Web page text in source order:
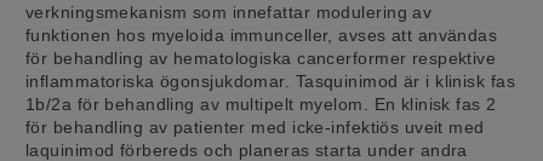
verkningsmekanism som innefattar modulering av
funktionen hos myeloida immunceller, avses att användas
för behandling av hematologiska cancerformer respektive
inflammatoriska ögonsjukdomar. Tasquinimod är i klinisk fas
1b/2a för behandling av multipelt myelom. En klinisk fas 2
för behandling av patienter med icke-infektiös uveit med
laquinimod förbereds och planeras starta under andra